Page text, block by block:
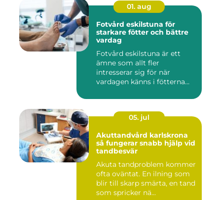
01. aug
Fotvård eskilstuna för
starkare fötter och bättre
vardag
Fotvård eskilstuna är ett
ämne som allt fler
intresserar sig för när
vardagen känns i fötterna
05. jul
Akuttandvård karlskrona
så fungerar snabb hjälp vid
tandbesvär
Akuta tandproblem kommer
ofta oväntat. En ilning som
blir till skarp smärta, en tand
som spricker nä...